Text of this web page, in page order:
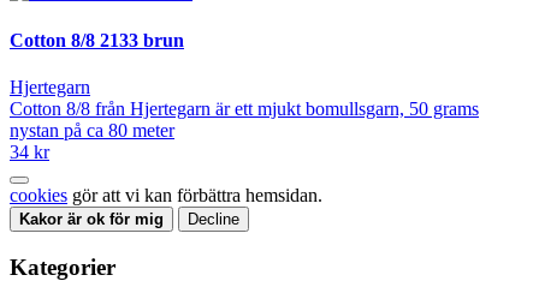
Cotton 8/8 2133 brun
Hjertegarn
Cotton 8/8 från Hjertegarn är ett mjukt bomullsgarn, 50 grams
nystan på ca 80 meter
34 kr
cookies gör att vi kan förbättra hemsidan.
Kakor är ok för mig Decline
Kategorier